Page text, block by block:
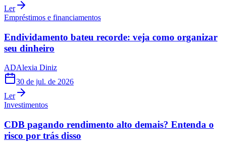
Ler
Empréstimos e financiamentos
Endividamento bateu recorde: veja como organizar
seu dinheiro
ADAlexia Diniz
30 de jul. de 2026
Ler
Investimentos
CDB pagando rendimento alto demais? Entenda o
risco por trás disso